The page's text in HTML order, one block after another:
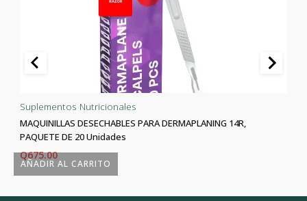
AÑADIR AL CARRITO
Suplementos Nutricionales
MAQUINILLAS DESECHABLES PARA DERMAPLANING 14R,
PAQUETE DE 20 Unidades
Q675.00